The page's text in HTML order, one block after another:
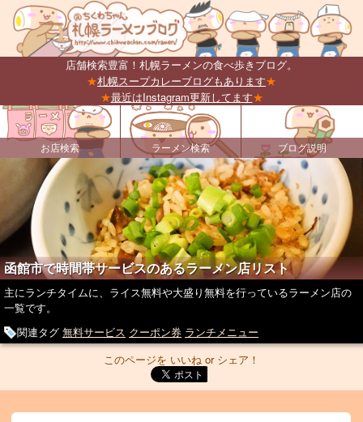
店舗検索豊富！札幌ラーメンの食べ歩きブログ。
★札幌スープカレーブログもあります★
★最近はInstagram更新してます★
お店検索 ラーメン検索 ブログ説明
函館市で時間帯サービスのあるラーメン店リスト
主にランチタイムに、ライス無料や大盛り無料を行っているラーメン店の
一覧です。
関連タグ 無料サービス クーポン券 ランチメニュー
このページを いいね or シェア！